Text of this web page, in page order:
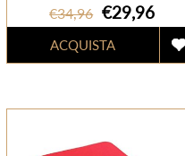
€34,96 €29,96